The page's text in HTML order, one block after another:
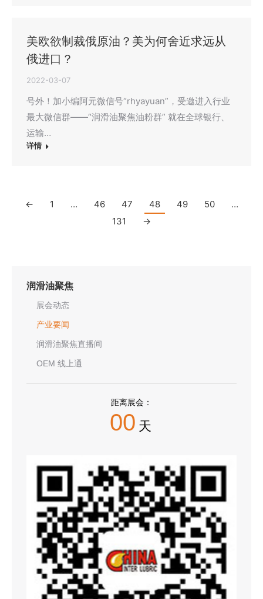
美欧欲制裁俄原油？美为何舍近求远从
俄进口？
2022-03-07
号外！加小编阿元微信号“rhyayuan”，受邀进入行业
最大微信群——“润滑油聚焦油粉群” 就在全球银行、
运输…
详情
← 1 … 46 47 48 49 50
…
131
→
润滑油聚焦
展会动态
产业要闻
润滑油聚焦直播间
OEM 线上通
距离展会：
00 天